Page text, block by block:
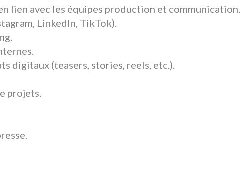
lien avec les équipes production et communication.
LinkedIn, TikTok).
digitaux (teasers, stories, reels, etc.).
projets.